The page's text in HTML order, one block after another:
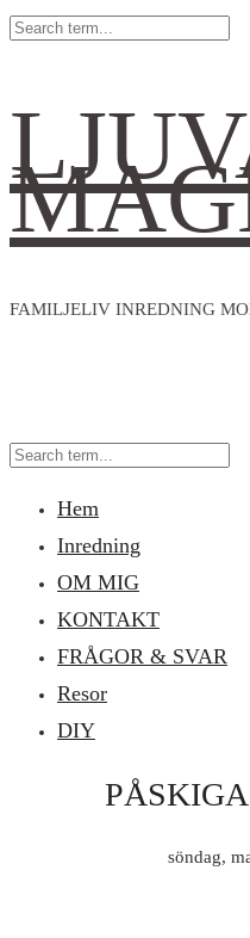
FAMILJELIV INREDNING
Hem
Inredning
OM MIG
KONTAKT
FRÅGOR & SVAR
Resor
DIY
söndag,